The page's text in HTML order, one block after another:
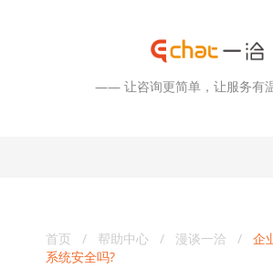
—— 让咨询更简单，让服务
首页 / 帮助中心 / 漫谈一洽 / 企
系统安全吗?